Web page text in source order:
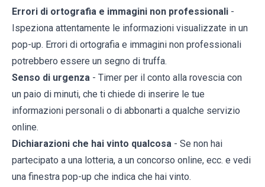
Errori di ortografia e immagini non professionali -
Ispeziona attentamente le informazioni visualizzate in un
pop-up. Errori di ortografia e immagini non professionali
potrebbero essere un segno di truffa.
Senso di urgenza - Timer per il conto alla rovescia con
un paio di minuti, che ti chiede di inserire le tue
informazioni personali o di abbonarti a qualche servizio
online.
Dichiarazioni che hai vinto qualcosa - Se non hai
partecipato a una lotteria, a un concorso online, ecc. e vedi
una finestra pop-up che indica che hai vinto.